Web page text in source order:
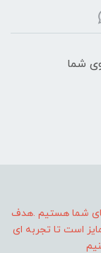
الی 22 پاسخگوی شما
شما هستیم .هدف
است تا تجربه ای